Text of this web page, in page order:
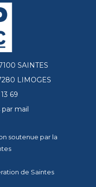
SAINTES
LIMOGES
69
mail
soutenue par la
de Saintes